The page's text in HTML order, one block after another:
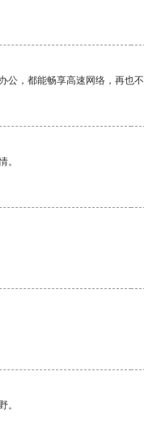
，都能畅享高速网络，再也不
。
。